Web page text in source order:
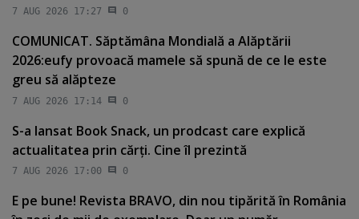
7 AUG 2026 17:27 0
COMUNICAT. Săptămâna Mondială a Alăptării
2026:eufy provoacă mamele să spună de ce le este
greu să alăpteze
7 AUG 2026 17:14 0
S-a lansat Book Snack, un prodcast care explică
actualitatea prin cărţi. Cine îl prezintă
7 AUG 2026 17:00 0
E pe bune! Revista BRAVO, din nou tipărită în România